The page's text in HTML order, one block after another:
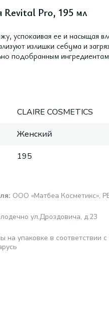
Revital Pro, 195 мл
успокаивая ee и насыщая
излишки ceбyмa и
подобранным
CLAIRE COSMETICS
Женский
195
: ООО «Матбеа Косметикс»,
ул.Дроздовича, д.23
на упаковке в соответствии